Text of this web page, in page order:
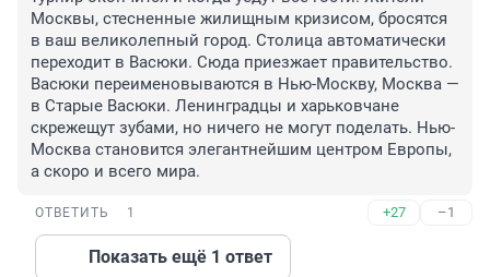
Москвы, стесненные жилищным кризисом, бросятся
в ваш великолепный город. Столица автоматически
переходит в Васюки. Сюда приезжает правительство.
Васюки переименовываются в Нью-Москву, Москва —
в Старые Васюки. Ленинградцы и харьковчане
скрежещут зубами, но ничего не могут поделать. Нью-
Москва становится элегантнейшим центром Европы,
а скоро и всего мира.
ОТВЕТИТЬ 1 +27 –1
Показать ещё 1 ответ